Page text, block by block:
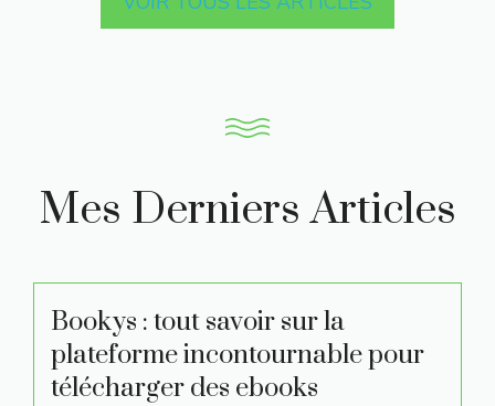
Mes Derniers Articles
Bookys : tout savoir sur la
plateforme incontournable pour
télécharger des ebooks